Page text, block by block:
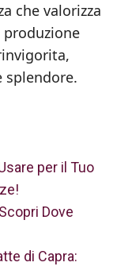
che valorizza
per il Tuo
Dove
di Capra: